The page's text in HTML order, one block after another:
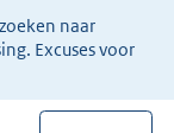
naar
Excuses voor